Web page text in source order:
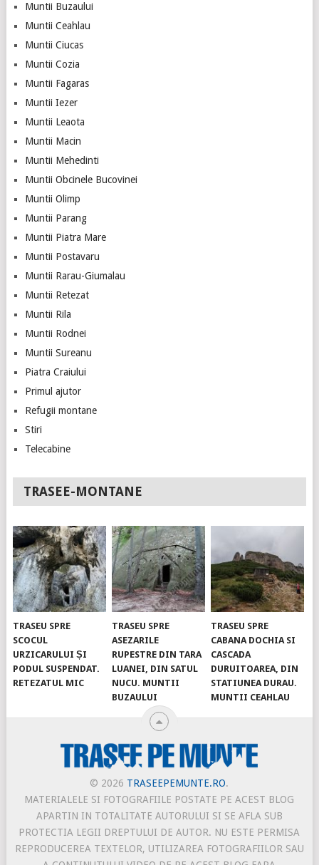
Muntii Buzaului
Muntii Ceahlau
Muntii Ciucas
Muntii Cozia
Muntii Fagaras
Muntii Iezer
Muntii Leaota
Muntii Macin
Muntii Mehedinti
Muntii Obcinele Bucovinei
Muntii Olimp
Muntii Parang
Muntii Piatra Mare
Muntii Postavaru
Muntii Rarau-Giumalau
Muntii Retezat
Muntii Rila
Muntii Rodnei
Muntii Sureanu
Piatra Craiului
Primul ajutor
Refugii montane
Stiri
Telecabine
TRASEE-MONTANE
TRASEU SPRE
SCOCUL
URZICARULUI ȘI
PODUL SUSPENDAT.
RETEZATUL MIC
TRASEU SPRE
ASEZARILE
RUPESTRE DIN TARA
LUANEI, DIN SATUL
NUCU. MUNTII
BUZAULUI
TRASEU SPRE
CABANA DOCHIA SI
CASCADA
DURUITOAREA, DIN
STATIUNEA DURAU.
MUNTII CEAHLAU
© 2026 TRASEEPEMUNTE.RO.
MATERIALELE SI FOTOGRAFIILE POSTATE PE ACEST BLOG
APARTIN IN TOTALITATE AUTORULUI SI SE AFLA SUB
PROTECTIA LEGII DREPTULUI DE AUTOR. NU ESTE PERMISA
REPRODUCEREA TEXTELOR, UTILIZAREA FOTOGRAFIILOR SAU